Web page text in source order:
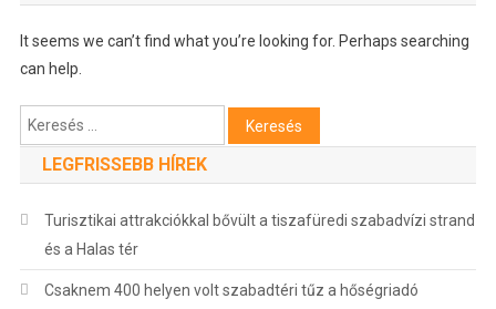
It seems we can’t find what you’re looking for. Perhaps searching
can help.
Keresés:
LEGFRISSEBB HÍREK
Turisztikai attrakciókkal bővült a tiszafüredi szabadvízi strand
és a Halas tér
Csaknem 400 helyen volt szabadtéri tűz a hőségriadó